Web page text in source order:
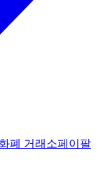
폐 거래소페이팔